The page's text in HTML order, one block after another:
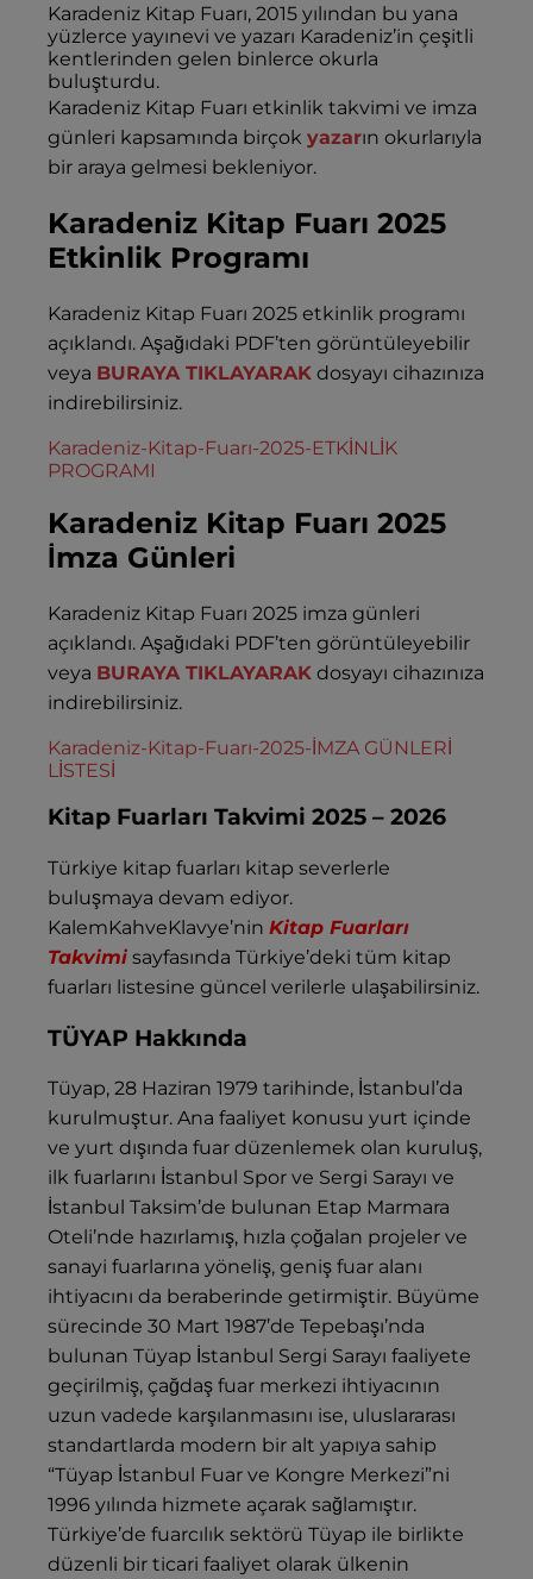
Karadeniz Kitap Fuarı, 2015 yılından bu yana
yüzlerce yayınevi ve yazarı Karadeniz’in çeşitli
kentlerinden gelen binlerce okurla
buluşturdu.
Karadeniz Kitap Fuarı etkinlik takvimi ve imza
günleri kapsamında birçok yazarın okurlarıyla
bir araya gelmesi bekleniyor.
Karadeniz Kitap Fuarı 2025
Etkinlik Programı
Karadeniz Kitap Fuarı 2025 etkinlik programı
açıklandı. Aşağıdaki PDF’ten görüntüleyebilir
veya BURAYA TIKLAYARAK dosyayı cihazınıza
indirebilirsiniz.
Karadeniz-Kitap-Fuarı-2025-ETKİNLİK
PROGRAMI
Karadeniz Kitap Fuarı 2025
İmza Günleri
Karadeniz Kitap Fuarı 2025 imza günleri
açıklandı. Aşağıdaki PDF’ten görüntüleyebilir
veya BURAYA TIKLAYARAK dosyayı cihazınıza
indirebilirsiniz.
Karadeniz-Kitap-Fuarı-2025-İMZA GÜNLERİ
LİSTESİ
Kitap Fuarları Takvimi 2025 – 2026
Türkiye kitap fuarları kitap severlerle
buluşmaya devam ediyor.
KalemKahveKlavye’nin Kitap Fuarları
Takvimi sayfasında Türkiye’deki tüm kitap
fuarları listesine güncel verilerle ulaşabilirsiniz.
TÜYAP Hakkında
Tüyap, 28 Haziran 1979 tarihinde, İstanbul’da
kurulmuştur. Ana faaliyet konusu yurt içinde
ve yurt dışında fuar düzenlemek olan kuruluş,
ilk fuarlarını İstanbul Spor ve Sergi Sarayı ve
İstanbul Taksim’de bulunan Etap Marmara
Oteli’nde hazırlamış, hızla çoğalan projeler ve
sanayi fuarlarına yöneliş, geniş fuar alanı
ihtiyacını da beraberinde getirmiştir. Büyüme
sürecinde 30 Mart 1987’de Tepebaşı’nda
bulunan Tüyap İstanbul Sergi Sarayı faaliyete
geçirilmiş, çağdaş fuar merkezi ihtiyacının
uzun vadede karşılanmasını ise, uluslararası
standartlarda modern bir alt yapıya sahip
“Tüyap İstanbul Fuar ve Kongre Merkezi”ni
1996 yılında hizmete açarak sağlamıştır.
Türkiye’de fuarcılık sektörü Tüyap ile birlikte
düzenli bir ticari faaliyet olarak ülkenin